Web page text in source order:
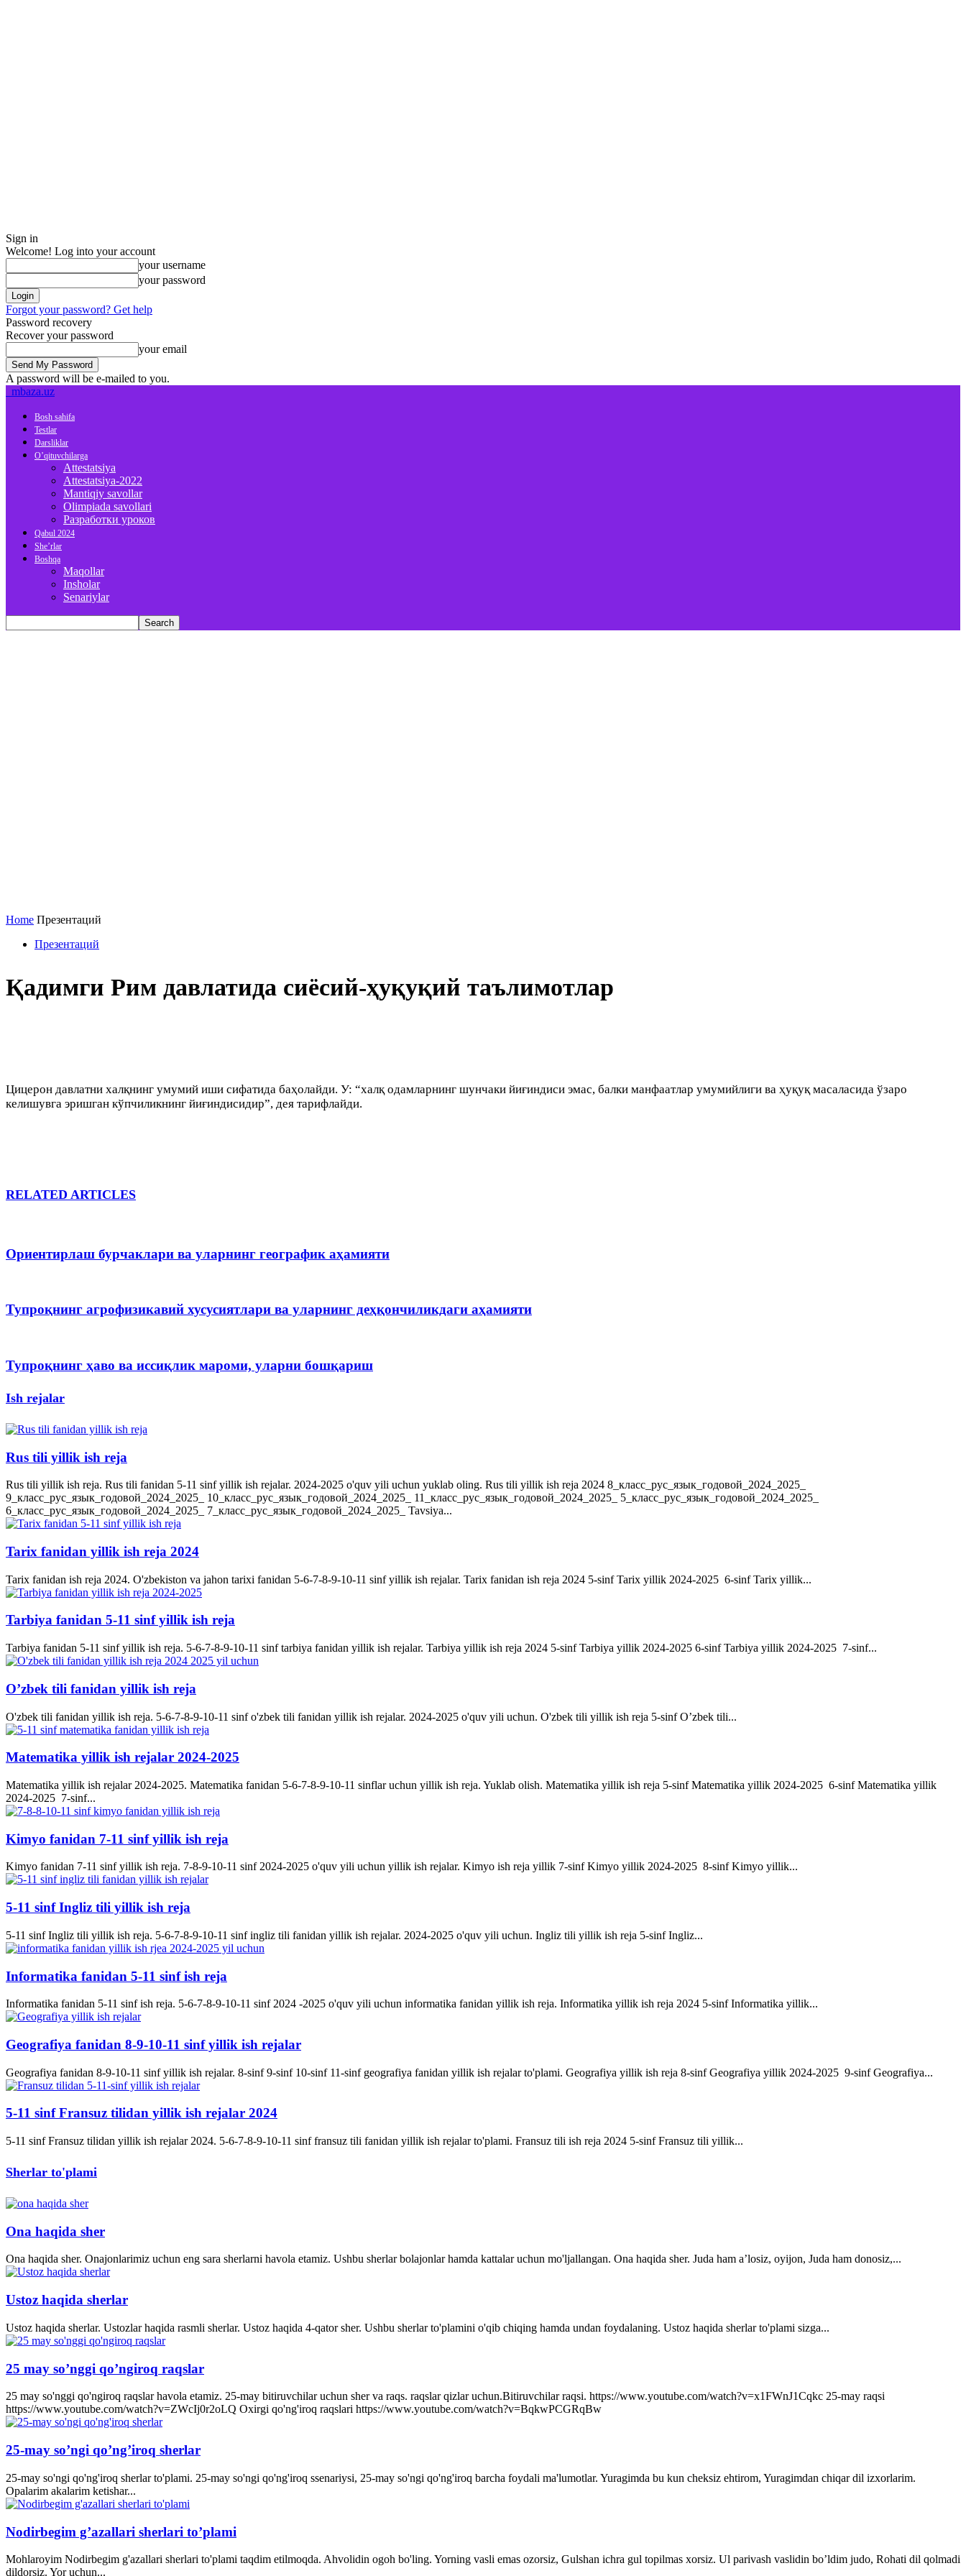
Sign in
Welcome! Log into your account
your username
your password
Forgot your password? Get help
Password recovery
Recover your password
your email
A password will be e-mailed to you.
mbaza.uz
Bosh sahifa
Testlar
Darsliklar
O’qituvchilarga
Attestatsiya
Attestatsiya-2022
Mantiqiy savollar
Olimpiada savollari
Разработки уроков
Qabul 2024
She’rlar
Boshqa
Maqollar
Insholar
Senariylar
Home Презентаций
Презентаций
Қадимги Рим давлатида сиёсий-ҳуқуқий таълимотлар
Цицерон давлатни халқнинг умумий иши сифатида баҳолайди. У: “халқ одамларнинг шунчаки йиғиндиси эмас, балки манфаатлар умумийлиги ва ҳуқуқ масаласида ўзаро
келишувга эришган кўпчиликнинг йиғиндисидир”, дея тарифлайди.
RELATED ARTICLES
Ориентирлаш бурчаклари ва уларнинг географик аҳамияти
Тупроқнинг агрофизикавий хусусиятлари ва уларнинг деҳқончиликдаги аҳамияти
Тупроқнинг ҳаво ва иссиқлик мароми, уларни бошқариш
Ish rejalar
Rus tili yillik ish reja
Rus tili yillik ish reja. Rus tili fanidan 5-11 sinf yillik ish rejalar. 2024-2025 o'quv yili uchun yuklab oling. Rus tili yillik ish reja 2024 8_класс_рус_язык_годовой_2024_2025_
9_класс_рус_язык_годовой_2024_2025_ 10_класс_рус_язык_годовой_2024_2025_ 11_класс_рус_язык_годовой_2024_2025_ 5_класс_рус_язык_годовой_2024_2025_
6_класс_рус_язык_годовой_2024_2025_ 7_класс_рус_язык_годовой_2024_2025_ Tavsiya...
Tarix fanidan yillik ish reja 2024
Tarix fanidan ish reja 2024. O'zbekiston va jahon tarixi fanidan 5-6-7-8-9-10-11 sinf yillik ish rejalar. Tarix fanidan ish reja 2024 5-sinf Tarix yillik 2024-2025 6-sinf Tarix yillik...
Tarbiya fanidan 5-11 sinf yillik ish reja
Tarbiya fanidan 5-11 sinf yillik ish reja. 5-6-7-8-9-10-11 sinf tarbiya fanidan yillik ish rejalar. Tarbiya yillik ish reja 2024 5-sinf Tarbiya yillik 2024-2025 6-sinf Tarbiya yillik 2024-2025 7-sinf...
O’zbek tili fanidan yillik ish reja
O'zbek tili fanidan yillik ish reja. 5-6-7-8-9-10-11 sinf o'zbek tili fanidan yillik ish rejalar. 2024-2025 o'quv yili uchun. O'zbek tili yillik ish reja 5-sinf O’zbek tili...
Matematika yillik ish rejalar 2024-2025
Matematika yillik ish rejalar 2024-2025. Matematika fanidan 5-6-7-8-9-10-11 sinflar uchun yillik ish reja. Yuklab olish. Matematika yillik ish reja 5-sinf Matematika yillik 2024-2025 6-sinf Matematika yillik
2024-2025 7-sinf...
Kimyo fanidan 7-11 sinf yillik ish reja
Kimyo fanidan 7-11 sinf yillik ish reja. 7-8-9-10-11 sinf 2024-2025 o'quv yili uchun yillik ish rejalar. Kimyo ish reja yillik 7-sinf Kimyo yillik 2024-2025 8-sinf Kimyo yillik...
5-11 sinf Ingliz tili yillik ish reja
5-11 sinf Ingliz tili yillik ish reja. 5-6-7-8-9-10-11 sinf ingliz tili fanidan yillik ish rejalar. 2024-2025 o'quv yili uchun. Ingliz tili yillik ish reja 5-sinf Ingliz...
Informatika fanidan 5-11 sinf ish reja
Informatika fanidan 5-11 sinf ish reja. 5-6-7-8-9-10-11 sinf 2024 -2025 o'quv yili uchun informatika fanidan yillik ish reja. Informatika yillik ish reja 2024 5-sinf Informatika yillik...
Geografiya fanidan 8-9-10-11 sinf yillik ish rejalar
Geografiya fanidan 8-9-10-11 sinf yillik ish rejalar. 8-sinf 9-sinf 10-sinf 11-sinf geografiya fanidan yillik ish rejalar to'plami. Geografiya yillik ish reja 8-sinf Geografiya yillik 2024-2025 9-sinf Geografiya...
5-11 sinf Fransuz tilidan yillik ish rejalar 2024
5-11 sinf Fransuz tilidan yillik ish rejalar 2024. 5-6-7-8-9-10-11 sinf fransuz tili fanidan yillik ish rejalar to'plami. Fransuz tili ish reja 2024 5-sinf Fransuz tili yillik...
Sherlar to'plami
Ona haqida sher
Ona haqida sher. Onajonlarimiz uchun eng sara sherlarni havola etamiz. Ushbu sherlar bolajonlar hamda kattalar uchun mo'ljallangan. Ona haqida sher. Juda ham a’losiz, oyijon, Juda ham donosiz,...
Ustoz haqida sherlar
Ustoz haqida sherlar. Ustozlar haqida rasmli sherlar. Ustoz haqida 4-qator sher. Ushbu sherlar to'plamini o'qib chiqing hamda undan foydalaning. Ustoz haqida sherlar to'plami sizga...
25 may so’nggi qo’ngiroq raqslar
25 may so'nggi qo'ngiroq raqslar havola etamiz. 25-may bitiruvchilar uchun sher va raqs. raqslar qizlar uchun.Bitiruvchilar raqsi. https://www.youtube.com/watch?v=x1FWnJ1Cqkc 25-may raqsi
https://www.youtube.com/watch?v=ZWcIj0r2oLQ Oxirgi qo'ng'iroq raqslari https://www.youtube.com/watch?v=BqkwPCGRqBw
25-may so’ngi qo’ng’iroq sherlar
25-may so'ngi qo'ng'iroq sherlar to'plami. 25-may so'ngi qo'ng'iroq ssenariysi, 25-may so'ngi qo'ng'iroq barcha foydali ma'lumotlar. Yuragimda bu kun cheksiz ehtirom, Yuragimdan chiqar dil izxorlarim.
Opalarim akalarim ketishar...
Nodirbegim g’azallari sherlari to’plami
Mohlaroyim Nodirbegim g'azallari sherlari to'plami taqdim etilmoqda. Ahvolidin ogoh bo'ling. Yorning vasli emas ozorsiz, Gulshan ichra gul topilmas xorsiz. Ul parivash vaslidin bo’ldim judo, Rohati dil qolmadi
dildorsiz. Yor uchun...